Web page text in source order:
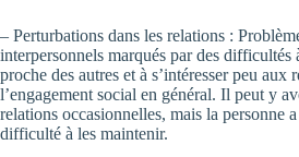
– Perturbations dans les relations :
interpersonnels marqués par des difficultés
proche des autres et à s’intéresser peu aux
l’engagement social en général. Il peut y
relations occasionnelles, mais la personne
difficulté à les maintenir.